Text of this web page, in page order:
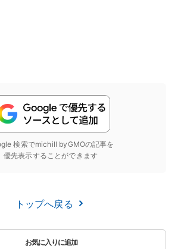
検索でmichill byGMOの記事を
優先表示することができます
トップへ戻る